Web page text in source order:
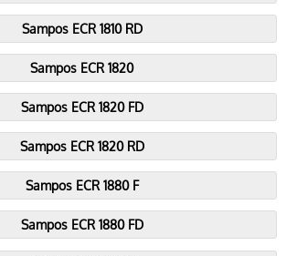
Sampos ECR 1810 RD
Sampos ECR 1820
Sampos ECR 1820 FD
Sampos ECR 1820 RD
Sampos ECR 1880 F
Sampos ECR 1880 FD